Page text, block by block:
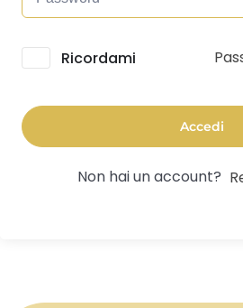
Alternative:
Ricordami
Accedi
Non hai un account?